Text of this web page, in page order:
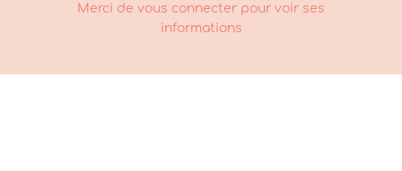
Merci de vous connecter pour voir ses
informations